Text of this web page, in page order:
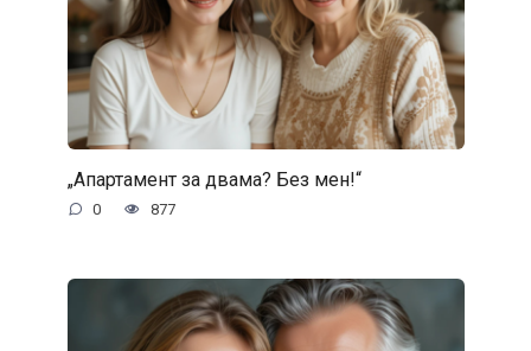
„Апартамент за двама? Без мен!“
0 877